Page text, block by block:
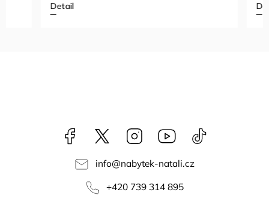
Facebook NataliNabytek
Instagram YouTube
info@nabytek-natali.cz
+420 739 314 895